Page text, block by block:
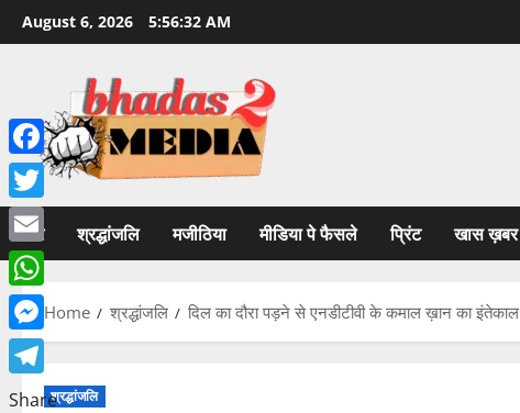
Skip
to
August 6, 2026 5:56:33 AM
होम श्रद्धांजलि मजीठिया मीडिया पे फैसले प्रिंट खास ख़बर
Home श्रद्धांजलि दिल का दौरा पड़ने से एनडीटीवी के कमाल ख़ान का इंतेकाल
श्रद्धांजलि
Facebook
Twitter
Email
WhatsApp
Messenger
Telegram
Share